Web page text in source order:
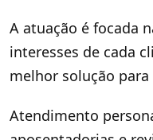
A atuação é focada
interesses de cada
melhor solução para
Atendimento